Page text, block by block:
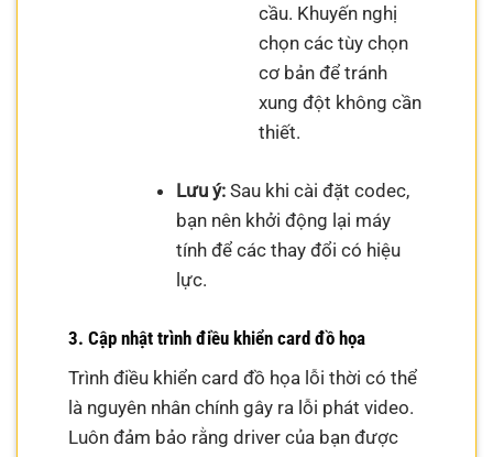
cầu. Khuyến nghị
chọn các tùy chọn
cơ bản để tránh
xung đột không cần
thiết.
Lưu ý:Sau khi cài đặt codec,
bạn nên khởi động lại máy
tính để các thay đổi có hiệu
lực.
3. Cập nhật trình điều khiển card đồ họa
Trình điều khiển card đồ họa lỗi thời có thể
là nguyên nhân chính gây ra lỗi phát video.
Luôn đảm bảo rằng driver của bạn được